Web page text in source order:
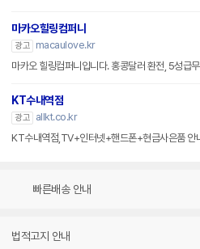
마카오힐링컴퍼니
광고
macaulove.kr
마카오 힐링컴퍼니입니다. 홍콩달러 환전, 5성급
KT수내역점
광고
allkt.co.kr
KT수내역점,TV+인터넷+핸드폰+현금사은품 안
빠른배송 안내
법적고지 안내